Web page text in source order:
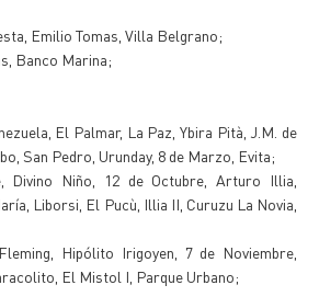
Emilio Tomas, Villa Belgrano;
Banco Marina;
El Palmar, La Paz, Ybira Pità, J.M. de
San Pedro, Urunday, 8 de Marzo, Evita;
Divino Niño, 12 de Octubre, Arturo Illia,
Liborsi, El Pucù, Illia II, Curuzu La Novia,
Hipólito Irigoyen, 7 de Noviembre,
El Mistol I, Parque Urbano;